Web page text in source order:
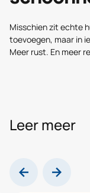
Misschien zit echte
toevoegen, maar in
Meer rust. En meer
Leer meer